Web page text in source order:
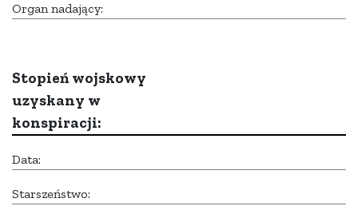
Organ nadający:
Stopień wojskowy
uzyskany w
konspiracji:
Data:
Starszeństwo: